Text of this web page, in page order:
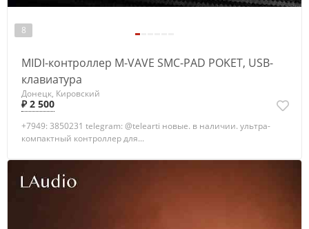
8
MIDI-контроллер M-VAVE SMC-PAD POKET, USB-
клавиатура
Донецк, Кировский
₽ 2 500
+7949: 3850231 telegram: @telearti новые. в наличии. ультра-
компактный контроллер для...